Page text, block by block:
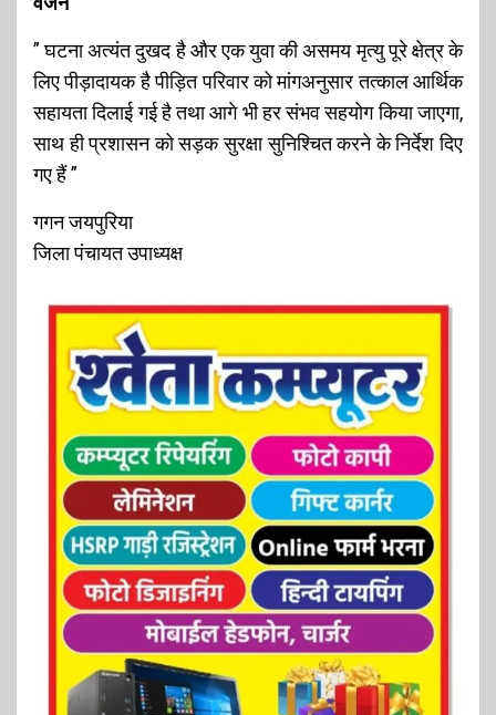
” घटना अत्यंत दुखद है और एक युवा की असमय मृत्यु पूरे क्षेत्र के
लिए पीड़ादायक है पीड़ित परिवार को मांगअनुसार तत्काल आर्थिक
सहायता दिलाई गई है तथा आगे भी हर संभव सहयोग किया जाएगा,
साथ ही प्रशासन को सड़क सुरक्षा सुनिश्चित करने के निर्देश दिए
गए हैं ”
गगन जयपुरिया
जिला पंचायत उपाध्यक्ष